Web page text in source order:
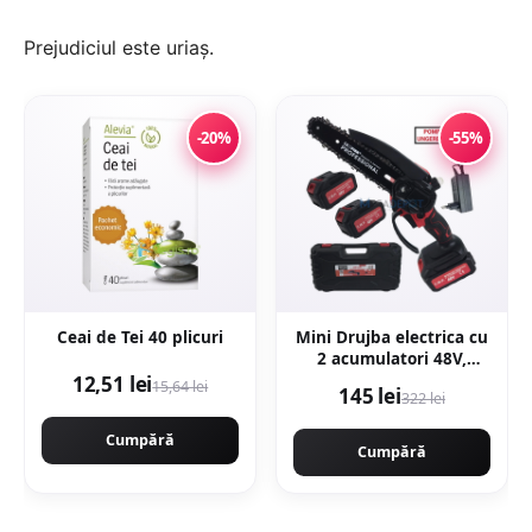
Prejudiciul este uriaș.
-20%
Ceai de Tei 40 plicuri
12,51 lei15,64 lei
Cumpără
-55%
Mini Drujba electrica cu
2 acumulatori 48V,
valiza transport,
145 lei322 lei
Cumpără